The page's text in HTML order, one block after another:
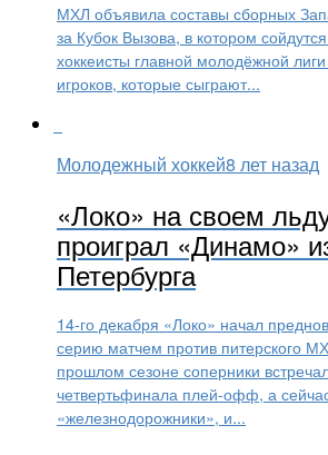
МХЛ объявила составы сборных
за Кубок Вызова, в котором
хоккеисты главной молодёжной
игроков, которые сыграют...
Молодежный хоккей8 лет назад
«Локо» на своем
проиграл «Динамо»
Петербурга
14-го декабря «Локо» начал
серию матчем против питерского
прошлом сезоне соперники
четвертьфинала плей-офф, а
«железнодорожники», и...